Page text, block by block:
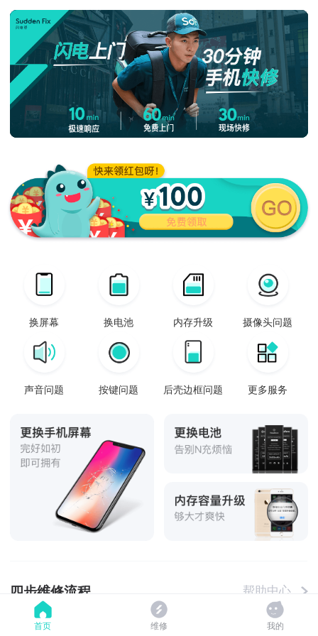
换屏幕 换电池 内存升级 摄像头问题
声音问题 按键问题 后壳边框问题 更多服务
四步维修流程 帮助中心
首页 维修 我的